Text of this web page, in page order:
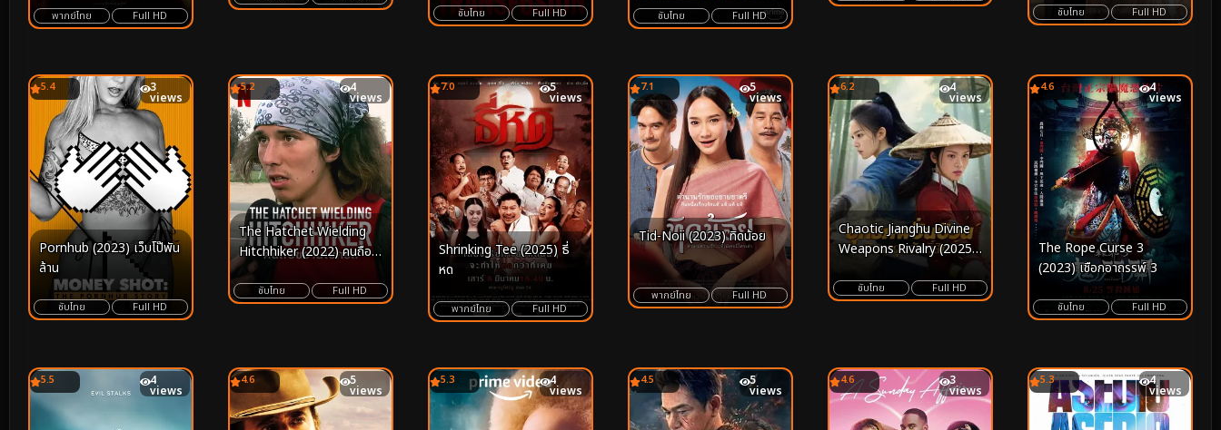
พากย์ไทย Full HD ซับไทย Full HD ซับไทย Full HD ซับไทย Full HD
3
views
5.4
Pornhub (2023) เว็บโป๊พัน
ล้าน
ซับไทย Full HD
4
views
5.2
The Hatchet Wielding
Hitchhiker (2022) คนถือ
ขวานโบกรถ
ซับไทย Full HD
5
views
7.0
Shrinking Tee (2025) ธี่
หด
พากย์ไทย Full HD
5
views
7.1
Tid-Noii (2023) ทิดน้อย
พากย์ไทย Full HD
4
views
6.2
Chaotic Jianghu Divine
Weapons Rivalry (2025)
ยุทธภพปั่นป่วน ชิงอาวุธ
ศักดิ์สิทธิ์
ซับไทย Full HD
4
views
4.6
The Rope Curse 3
(2023) เชือกอาถรรพ์ 3
ซับไทย Full HD
4
views
5.5 5
views
4.6 4
views
5.3 5
views
4.5 3
views
4.6 4
views
5.3